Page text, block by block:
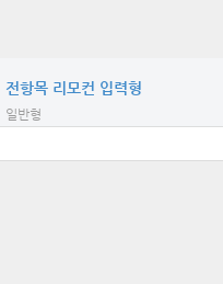
전항목 리모컨 입력형
일반형